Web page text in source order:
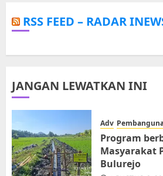
RSS FEED – RADAR
JANGAN LEWATKAN INI
Adv
Program
Masyarakat
Bulurejo